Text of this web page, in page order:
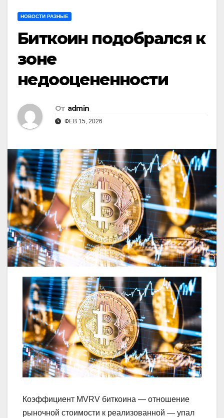
НОВОСТИ РАЗНЫЕ
Биткоин подобрался к
зоне
недооцененности
От admin
ФЕВ 15, 2026
Коэффициент MVRV биткоина — отношение
рыночной стоимости к реализованной — упал